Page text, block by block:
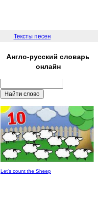
Тексты песен
Англо-русский словарь
онлайн
Let's count the Sheep